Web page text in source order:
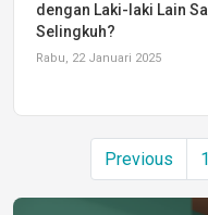
dengan Laki-laki Lain
Selingkuh?
Rabu, 22 Januari 2025
Previous 1